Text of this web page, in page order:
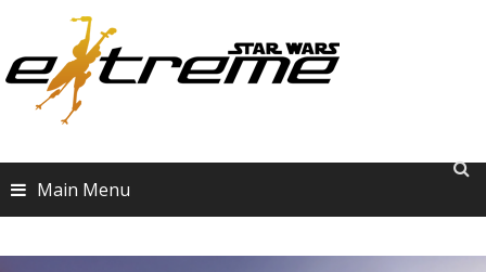
content
Main Menu